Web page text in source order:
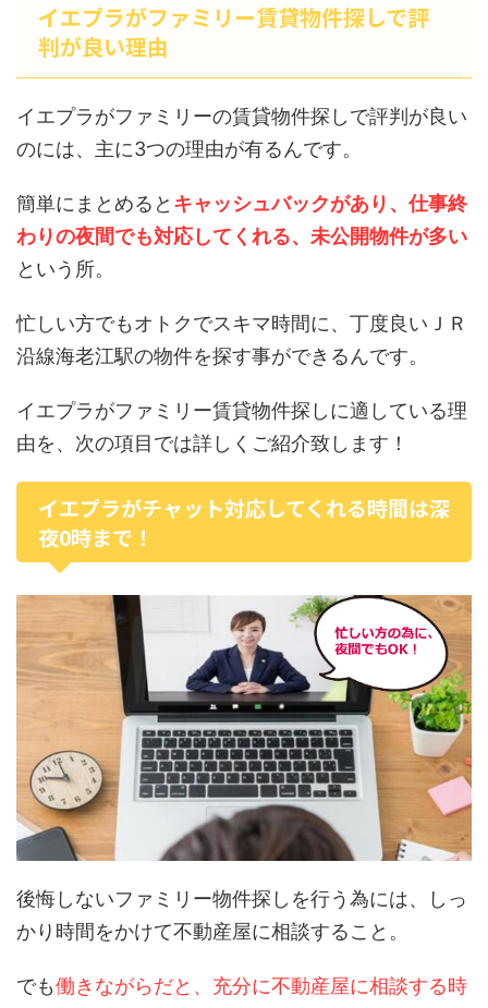
イエプラがファミリー賃貸物件探しで評
判が良い理由
イエプラがファミリーの賃貸物件探しで評判が良い
のには、主に3つの理由が有るんです。
簡単にまとめると キャッシュバックがあり、仕事終
わりの夜間でも対応してくれる、未公開物件が多い
という所。
忙しい方でもオトクでスキマ時間に、丁度良いＪＲ
沿線海老江駅の物件を探す事ができるんです。
イエプラがファミリー賃貸物件探しに適している理
由を、次の項目では詳しくご紹介致します！
イエプラがチャット対応してくれる時間は深
夜0時まで！
後悔しないファミリー物件探しを行う為には、しっ
かり時間をかけて不動産屋に相談すること。
でも働きながらだと、充分に不動産屋に相談する時